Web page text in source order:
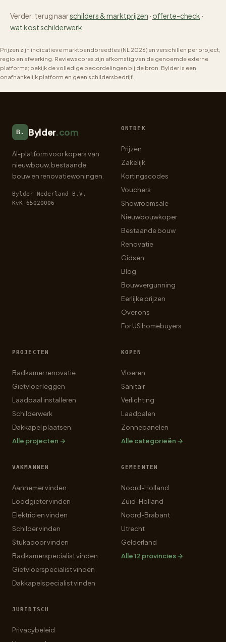
Verder: terug naarschilders & marktprijzen · offerte-check ·
wat kost schilderwerk
Prijzen zijn indicatieve marktbandbreedtes (NL 2026) en verschillen per project,
regio en afwerking. Reviewscores zijn afkomstig van de genoemde externe
platforms; bekijk de volledige beoordelingen bij de bron. Bylder is een
onafhankelijk platform en geen schildersbedrijf.
B. Bylder.com
AI-platform voor kopers van
nieuwbouw, bestaande
bouw en renovatiewoningen.
Bylder Nederland B.V.
KvK 65020006
ONTDEK
Prijzen
Zakelijk
Kortingscodes
Vouchers
Showroomsale
Nieuwbouwkoper
Bestaande bouw
Renovatie
Gidsen
Blog
Bouwvergunning
Eerlijke prijzen
Over ons
For US homebuyers
PROJECTEN
Badkamer renovatie
Gietvloer leggen
Laadpaal installeren
Schilderwerk
Dakkapel plaatsen
Alle projecten →
KOPEN
Vloeren
Sanitair
Verlichting
Laadpalen
Zonnepanelen
Alle categorieën →
VAKMANNEN
Aannemer vinden
Loodgieter vinden
Elektricien vinden
Schilder vinden
Stukadoor vinden
Badkamerspecialist vinden
Gietvloerspecialist vinden
Dakkapelspecialist vinden
GEMEENTEN
Noord-Holland
Zuid-Holland
Noord-Brabant
Utrecht
Gelderland
Alle 12 provincies →
JURIDISCH
Privacybeleid